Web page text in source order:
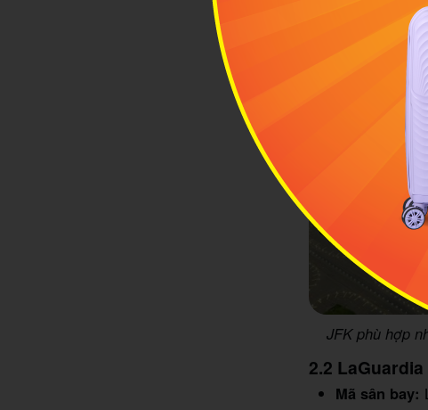
JFK phù hợp
2.2
Mã sân bay: